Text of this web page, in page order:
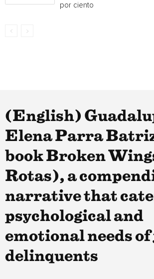
por ciento
(English)
Elena Parra
book Broken
Rotas), a
narrative that
psychological and
emotional needs
delinquents